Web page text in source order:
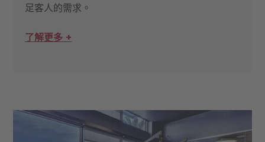
足客人的需求。
了解更多 +